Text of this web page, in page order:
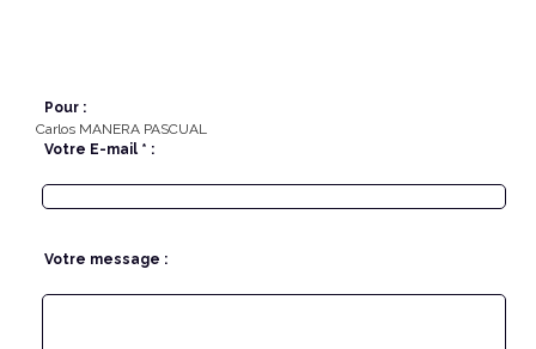
Pour :
Carlos MANERA PASCUAL
Votre E-mail * :
Votre message :